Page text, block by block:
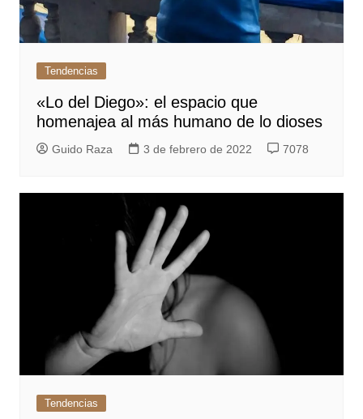
Tendencias
«Lo del Diego»: el espacio que
homenajea al más humano de lo dioses
Guido Raza 3 de febrero de 2022 7078
Tendencias